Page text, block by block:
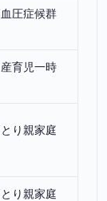
圧症候群
育児一時
り親家庭
り親家庭